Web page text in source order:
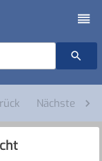
Nächste